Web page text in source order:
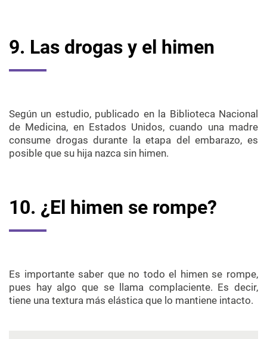
9. Las drogas y el himen
Según un estudio, publicado en la Biblioteca Nacional
de Medicina, en Estados Unidos, cuando una madre
consume drogas durante la etapa del embarazo, es
posible que su hija nazca sin himen.
10. ¿El himen se rompe?
Es importante saber que no todo el himen se rompe,
pues hay algo que se llama complaciente. Es decir,
tiene una textura más elástica que lo mantiene intacto.